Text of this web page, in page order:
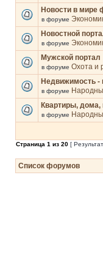
Новости в мире
в форуме
Новостной
в форуме
Мужской портал
в форуме Охота и
Недвижимость -
в форуме
Квартиры,
в форуме
Страница 1 из 20 [
Список форумов